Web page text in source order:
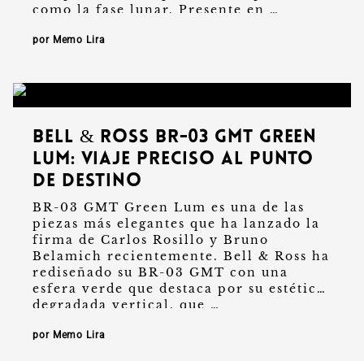
como la fase lunar. Presente en …
por Memo Lira
Bell & Ross BR-03 GMT Green
Lum: viaje preciso al punto
de destino
BR-03 GMT Green Lum es una de las
piezas más elegantes que ha lanzado la
firma de Carlos Rosillo y Bruno
Belamich recientemente. Bell & Ross ha
rediseñado su BR-03 GMT con una
esfera verde que destaca por su estética
degradada vertical, que …
por Memo Lira